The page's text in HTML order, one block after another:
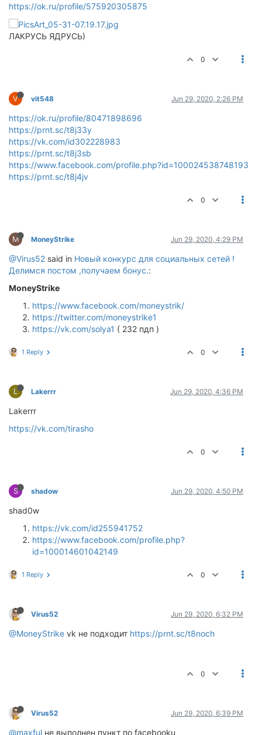
https://ok.ru/profile/575920305875
ЛАКРУСЬ ЯДРУСЬ)
0
V vit548 Jun 29, 2020, 2:26 PM
https://ok.ru/profile/80471898696
https://prnt.sc/t8j33y
https://vk.com/id302228983
https://prnt.sc/t8j3sb
https://www.facebook.com/profile.php?id=100024538748193
https://prnt.sc/t8j4jv
0
M MoneyStrike Jun 29, 2020, 4:29 PM
@Virus52 said in Новый конкурс для социальных сетей !
Делимся постом ,получаем бонус.:
MoneyStrike
https://www.facebook.com/moneystrik/
https://twitter.com/moneystrike1
https://vk.com/solya1 ( 232 пдп )
1 Reply 0
L Lakerrr Jun 29, 2020, 4:36 PM
Lakerrr
https://vk.com/tirasho
0
S shadow Jun 29, 2020, 4:50 PM
shad0w
https://vk.com/id255941752
https://www.facebook.com/profile.php?
id=100014601042149
1 Reply 0
Virus52 Jun 29, 2020, 6:32 PM
@MoneyStrike vk не подходит https://prnt.sc/t8noch
0
Virus52 Jun 29, 2020, 6:39 PM
@maxful не выполнен пункт по facebooku